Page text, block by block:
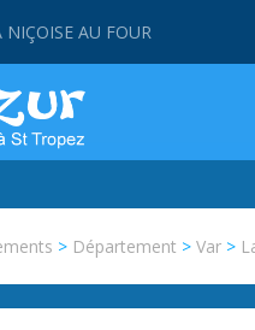
NIÇOISE AU FOUR
> Département >Var >